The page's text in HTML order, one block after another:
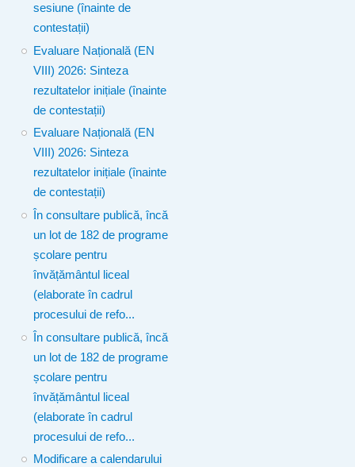
sesiune (înainte de
contestații)
Evaluare Națională (EN
VIII) 2026: Sinteza
rezultatelor inițiale (înainte
de contestații)
Evaluare Națională (EN
VIII) 2026: Sinteza
rezultatelor inițiale (înainte
de contestații)
În consultare publică, încă
un lot de 182 de programe
școlare pentru
învățământul liceal
(elaborate în cadrul
procesului de refo...
În consultare publică, încă
un lot de 182 de programe
școlare pentru
învățământul liceal
(elaborate în cadrul
procesului de refo...
Modificare a calendarului